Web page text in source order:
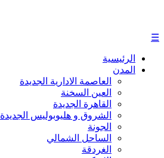
☰
الرئيسية
المدن
العاصمة الادارية الجديدة
العين السخنة
القاهرة الجديدة
الشروق و هليوبوليس الجديدة
الجونة
الساحل الشمالي
الغردقة